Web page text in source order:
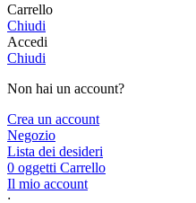
Carrello
Chiudi
Accedi
Chiudi
Non hai un account?
Crea un account
Negozio
Lista dei desideri
0 oggetti Carrello
Il mio account
;